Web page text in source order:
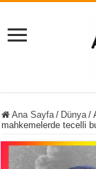
Ana Sayfa / Dünya /
mahkemelerde tecelli